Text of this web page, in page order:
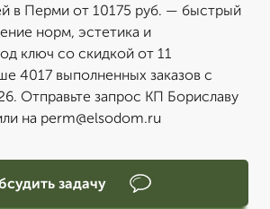
в Перми от 10175 руб. — быстрый
норм, эстетика и
ключ со скидкой от 11
4017 выполненных заказов с
Отправьте запрос КП Бориславу
на perm@elsodom.ru
задачу